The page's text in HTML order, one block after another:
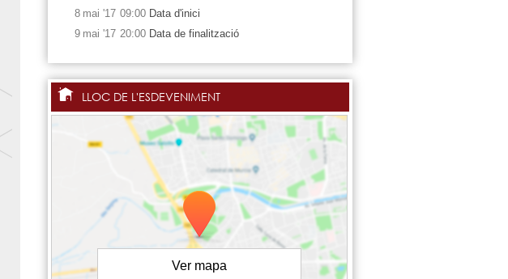
8 mai '17 09:00 Data d'inici
9 mai '17 20:00 Data de finalització
LLOC DE L'ESDEVENIMENT
Ver mapa